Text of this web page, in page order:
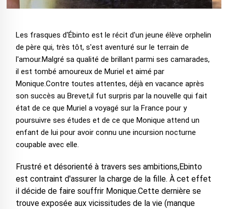
Les frasques d'Ébinto est le récit d'un jeune élève orphelin
de père qui, très tôt, s'est aventuré sur le terrain de
l'amour.Malgré sa qualité de brillant parmi ses camarades,
il est tombé amoureux de Muriel et aimé par
Monique.Contre toutes attentes, déjà en vacance après
son succès au Brevet,il fut surpris par la nouvelle qui fait
état de ce que Muriel a voyagé sur la France pour y
poursuivre ses études et de ce que Monique attend un
enfant de lui pour avoir connu une incursion nocturne
coupable avec elle.
Frustré et désorienté à travers ses ambitions,Ebinto
est contraint d'assurer la charge de la fille. À cet effet
il décide de faire souffrir Monique.Cette dernière se
trouve exposée aux vicissitudes de la vie (manque